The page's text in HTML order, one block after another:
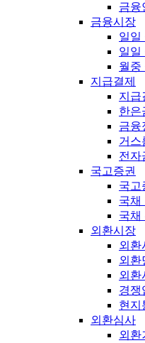
금융
금융시장
일일
일일
월중
지급결제
지급
한은
금융
거스
전자
국고증권
국고
국채
국채
외환시장
외환
외환
외환
경쟁
현지
외환심사
외환